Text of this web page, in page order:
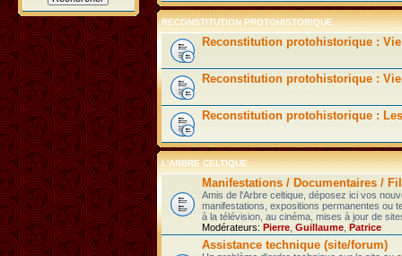
RECONSTITUTION PROTOHISTORIQUE
Reconstitution protohistorique :
Reconstitution protohistorique :
Reconstitution protohistorique :
L'ARBRE CELTIQUE
Manifestations / Documentaires /
Amis de l'Arbre celtique, déposez ici vos
manifestations, expositions permanentes ou
à la télévision, au cinéma, mises à jour de
Modérateurs: Pierre Guillaume Patrice
Assistance technique (site/forum)